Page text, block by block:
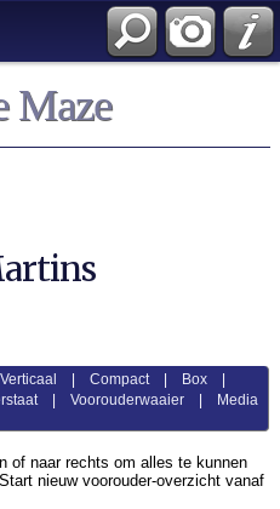
Maze
Verticaal |Compact| Box
|Voorouderwaaier
Media
of naar rechts om alles te kunnen
nieuw voorouder-overzicht vanaf